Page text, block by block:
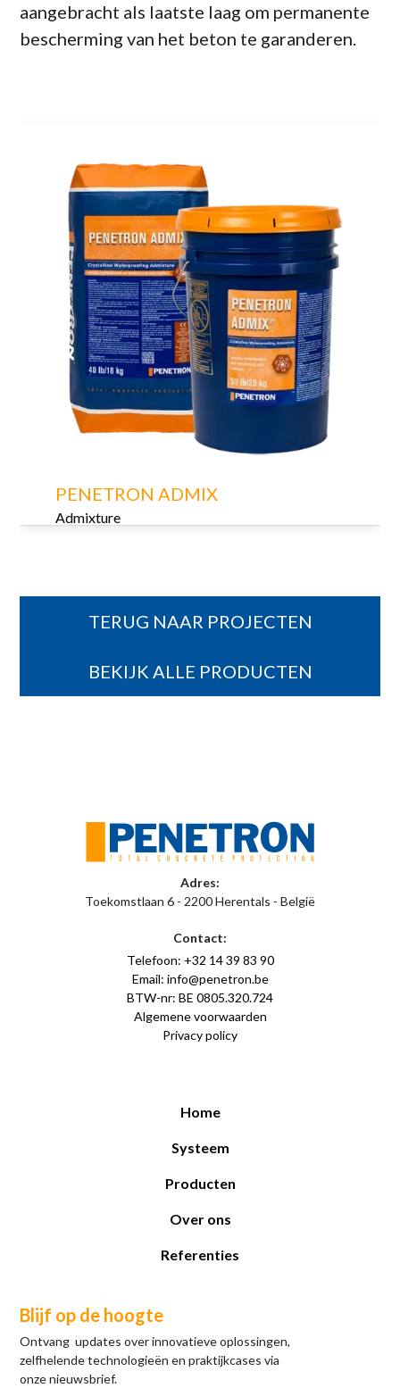
aangebracht als laatste laag om permanente
bescherming van het beton te garanderen.
PENETRON ADMIX
Admixture
TERUG NAAR PROJECTEN
BEKIJK ALLE PRODUCTEN
Adres:
Toekomstlaan 6 - 2200 Herentals - België
Contact:
Telefoon: +32 14 39 83 90
Email: info@penetron.be
BTW-nr: BE 0805.320.724
Algemene voorwaarden
Privacy policy
Home
Systeem
Producten
Over ons
Referenties
Blijf op de hoogte
Ontvang updates over innovatieve oplossingen,
zelfhelende technologieën en praktijkcases via
onze nieuwsbrief.